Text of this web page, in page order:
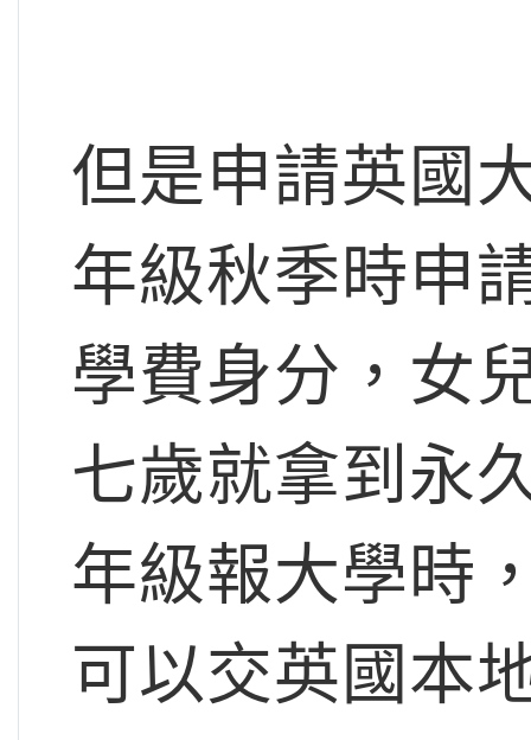
但是申請英國
年級秋季時申
學費身分，女
七歲就拿到永
年級報大學時
可以交英國本